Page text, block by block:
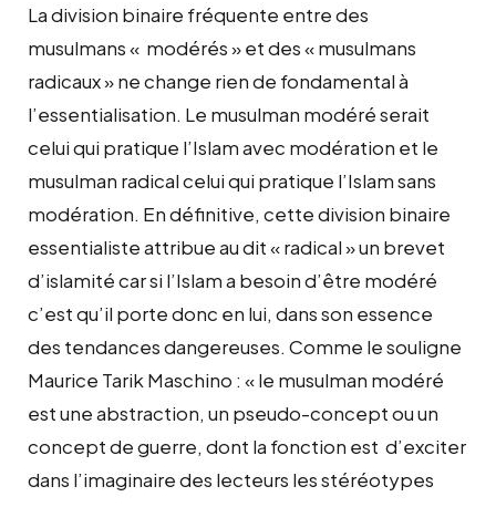
La division binaire fréquente entre des
musulmans « modérés » et des « musulmans
radicaux » ne change rien de fondamental à
l’essentialisation. Le musulman modéré serait
celui qui pratique l’Islam avec modération et le
musulman radical celui qui pratique l’Islam sans
modération. En définitive, cette division binaire
essentialiste attribue au dit « radical » un brevet
d’islamité car si l’Islam a besoin d’être modéré
c’est qu’il porte donc en lui, dans son essence
des tendances dangereuses. Comme le souligne
Maurice Tarik Maschino : « le musulman modéré
est une abstraction, un pseudo-concept ou un
concept de guerre, dont la fonction est d’exciter
dans l’imaginaire des lecteurs les stéréotypes